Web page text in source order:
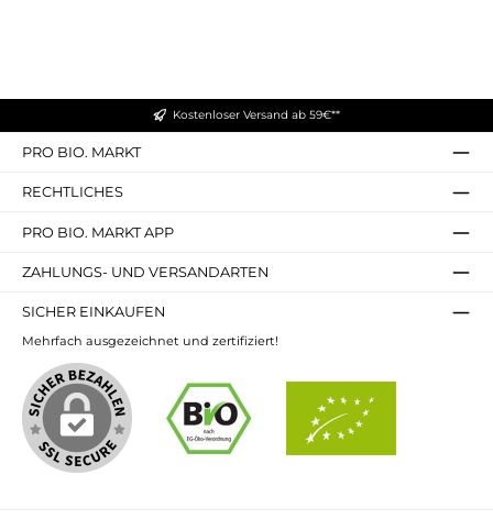
Kostenloser Versand ab 59€**
PRO BIO. MARKT
RECHTLICHES
PRO BIO. MARKT APP
ZAHLUNGS- UND VERSANDARTEN
SICHER EINKAUFEN
Mehrfach ausgezeichnet und zertifiziert!